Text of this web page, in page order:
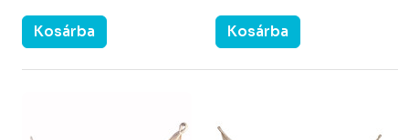
Kosárba Kosárba